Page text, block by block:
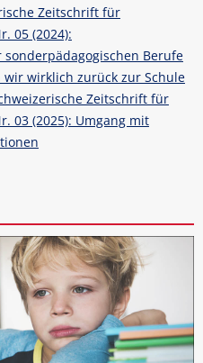
Zeitschrift für
05 (2024):
Berufe
wir wirklich zurück zur Schule
Zeitschrift für
03 (2025): Umgang mit